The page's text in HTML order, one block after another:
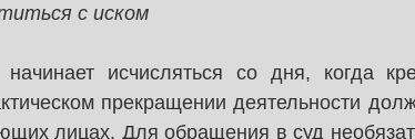
с иском
исчисляться со дня, когда
прекращении деятельности
лицах. Для обращения в суд